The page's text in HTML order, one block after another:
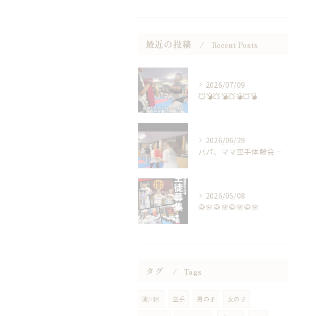
最近の投稿 Recent Posts
2026/07/09
💥💣💥💣💥💣💥💣
2026/06/29
パパ、ママ空手体験会🥋👊🏻
2026/05/08
🥋🌸🥋🌸🥋🌸🥋🌸
タグ Tags
淀川区 空手 男の子 女の子